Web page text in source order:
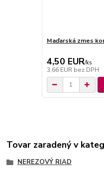
Maďarská zmes
4,50 EUR/ks
3,66 EUR bez DPH
Tovar zaradený v
NEREZOVÝ RIAD